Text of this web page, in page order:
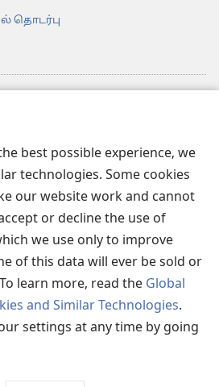
best possible experience, we
technologies. Some cookies
our website work and cannot
or decline the use of
we use only to improve
of this data will ever be sold or
learn more, read the Global
and Similar Technologies.
settings at any time by going
தொடர்பு
Bible and Tract Society of Pennsylvania.